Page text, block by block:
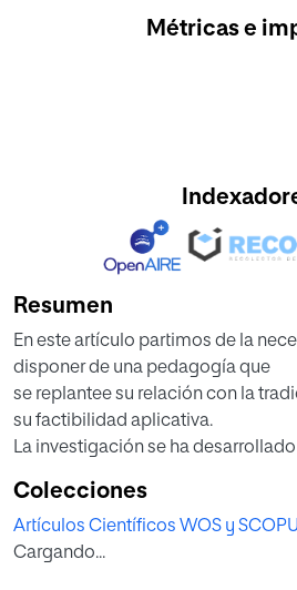
Métricas e
Resumen
En este artículo partimos de la
disponer de una pedagogía que
se replantee su relación con la
su factibilidad aplicativa.
La investigación se ha
gicos y filosóficos. En primer lugar,
que la disciplina pedagó-
gica debería abandonar su
Colecciones
Artículos Científicos WOS y
Cargando...